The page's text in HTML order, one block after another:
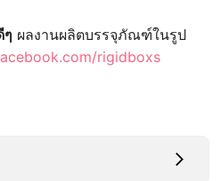
ๆ ผลงานผลิตบรรจุภัณฑ์ในรูป
rigidboxs